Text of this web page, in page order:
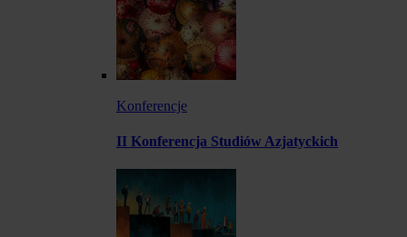
Konferencje
II Konferencja Studiów Azjatyckich